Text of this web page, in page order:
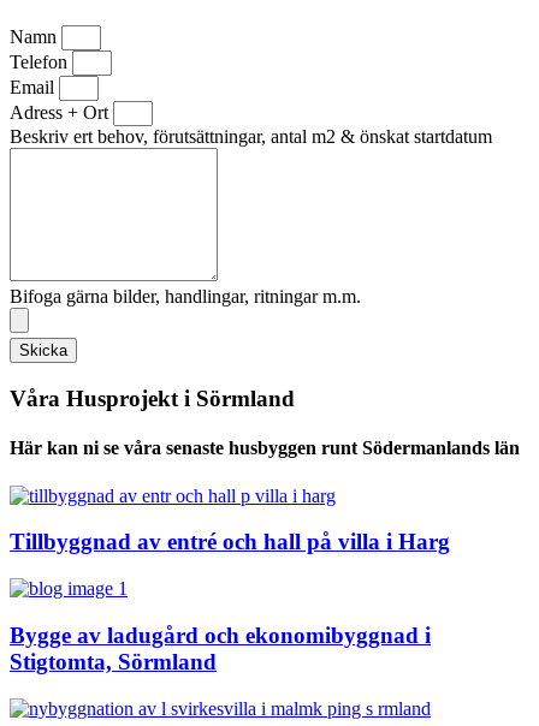
Namn
Telefon
Email
Adress + Ort
Beskriv ert behov, förutsättningar, antal m2 & önskat startdatum
Bifoga gärna bilder, handlingar, ritningar m.m.
Skicka
Våra Husprojekt i Sörmland
Här kan ni se våra senaste husbyggen runt Södermanlands län
Tillbyggnad av entré och hall på villa i Harg
Bygge av ladugård och ekonomibyggnad i
Stigtomta, Sörmland